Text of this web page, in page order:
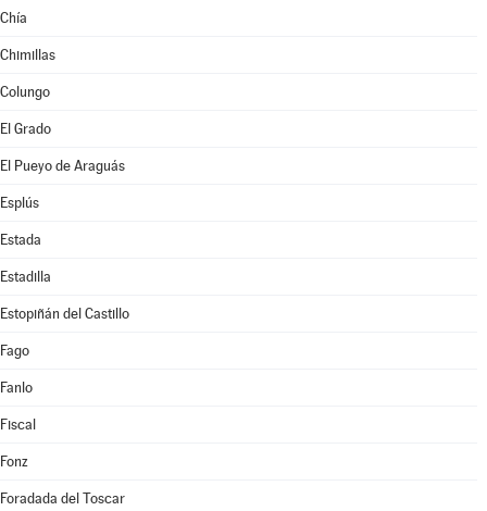
Chía
Chimillas
Colungo
El Grado
El Pueyo de Araguás
Esplús
Estada
Estadilla
Estopiñán del Castillo
Fago
Fanlo
Fiscal
Fonz
Foradada del Toscar